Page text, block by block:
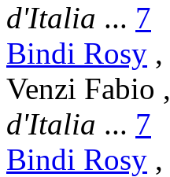
d'Italia ... 7
Bindi Rosy ,
Venzi Fabio ,
d'Italia ... 7
Bindi Rosy ,